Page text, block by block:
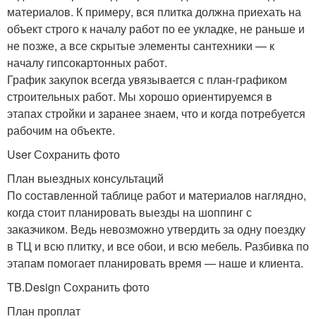
материалов. К примеру, вся плитка должна приехать на
объект строго к началу работ по ее укладке, не раньше и
не позже, а все скрытые элементы сантехники — к
началу гипсокартонных работ.
График закупок всегда увязывается с план-графиком
строительных работ. Мы хорошо ориентируемся в
этапах стройки и заранее знаем, что и когда потребуется
рабочим на объекте.
User Сохранить фото
План выездных консультаций
По составленной таблице работ и материалов наглядно,
когда стоит планировать выезды на шоппинг с
заказчиком. Ведь невозможно утвердить за одну поездку
в ТЦ и всю плитку, и все обои, и всю мебель. Разбивка по
этапам помогает планировать время — наше и клиента.
TB.Design Сохранить фото
План проплат